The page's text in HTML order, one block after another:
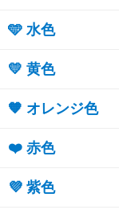
🩵 水色
💛 黄色
🧡 オレンジ色
❤️ 赤色
💜 紫色